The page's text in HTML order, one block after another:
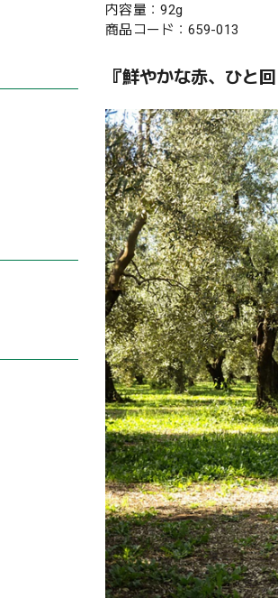
内容量：92g
商品コード：659-013
『鮮やかな赤、ひと